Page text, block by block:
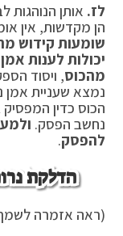
לז. אותן הנוהגות
הן מקדשות, אין
שומעות קידוש
יכולות לענות
מהכוס, ויסוד
נמצא שעניית אמן
הכוס כדין
נחשב הפסק.
להפסק.
הדלקת
(ראה אזמרה לשמך